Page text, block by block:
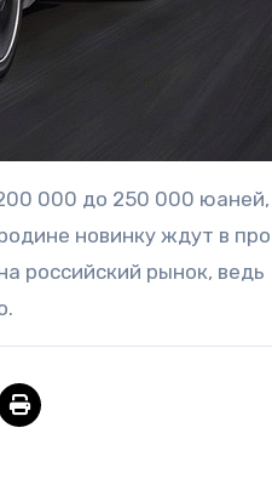
000 до 250 000
новинку ждут в
российский рынок, ведь